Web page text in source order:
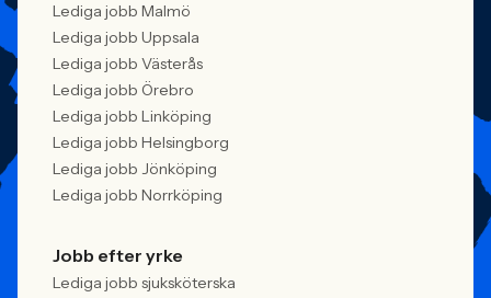
Lediga jobb Malmö
Lediga jobb Uppsala
Lediga jobb Västerås
Lediga jobb Örebro
Lediga jobb Linköping
Lediga jobb Helsingborg
Lediga jobb Jönköping
Lediga jobb Norrköping
Jobb efter yrke
Lediga jobb sjuksköterska